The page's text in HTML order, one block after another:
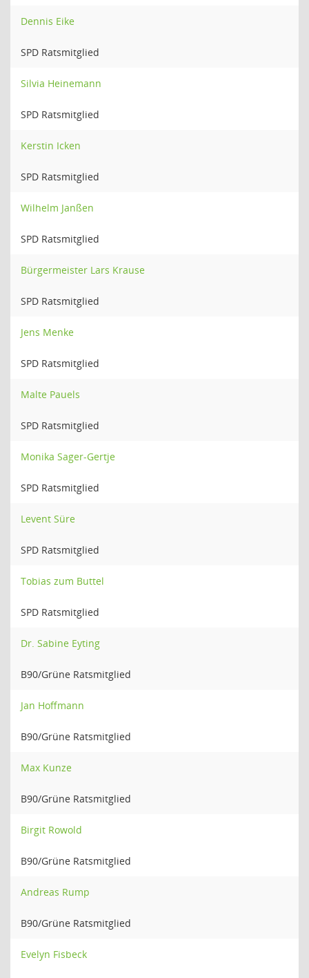
Dennis Eike
SPD Ratsmitglied
Silvia Heinemann
SPD Ratsmitglied
Kerstin Icken
SPD Ratsmitglied
Wilhelm Janßen
SPD Ratsmitglied
Bürgermeister Lars Krause
SPD Ratsmitglied
Jens Menke
SPD Ratsmitglied
Malte Pauels
SPD Ratsmitglied
Monika Sager-Gertje
SPD Ratsmitglied
Levent Süre
SPD Ratsmitglied
Tobias zum Buttel
SPD Ratsmitglied
Dr. Sabine Eyting
B90/Grüne Ratsmitglied
Jan Hoffmann
B90/Grüne Ratsmitglied
Max Kunze
B90/Grüne Ratsmitglied
Birgit Rowold
B90/Grüne Ratsmitglied
Andreas Rump
B90/Grüne Ratsmitglied
Evelyn Fisbeck